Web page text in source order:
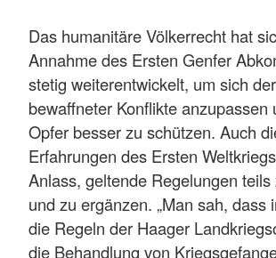
Das humanitäre Völkerrecht hat
Annahme des Ersten Genfer
stetig weiterentwickelt, um sich
bewaffneter Konflikte anzupassen
Opfer besser zu schützen. Auch
Erfahrungen des Ersten
Anlass, geltende Regelungen teils
und zu ergänzen. „Man sah, dass
die Regeln der Haager
die Behandlung von